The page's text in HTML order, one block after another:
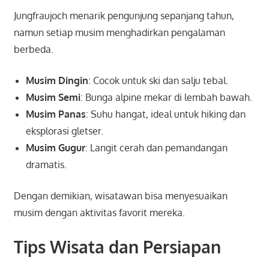
Jungfraujoch menarik pengunjung sepanjang tahun,
namun setiap musim menghadirkan pengalaman
berbeda.
Musim Dingin: Cocok untuk ski dan salju tebal.
Musim Semi: Bunga alpine mekar di lembah bawah.
Musim Panas: Suhu hangat, ideal untuk hiking dan
eksplorasi gletser.
Musim Gugur: Langit cerah dan pemandangan
dramatis.
Dengan demikian, wisatawan bisa menyesuaikan
musim dengan aktivitas favorit mereka.
Tips Wisata dan Persiapan